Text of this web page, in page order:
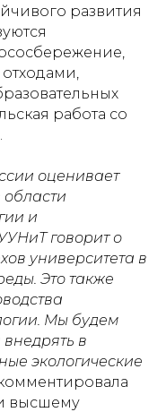
развития
работа со
оценивает
и
говорит о
университета в
Это также
Мы будем
в
экологические
и высшему